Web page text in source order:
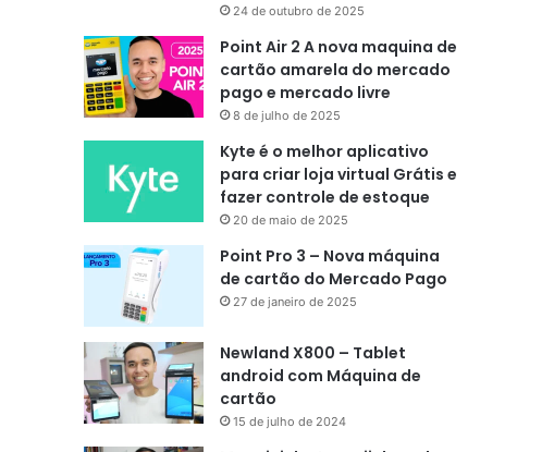
24 de outubro de 2025
Point Air 2 A nova maquina de
cartão amarela do mercado
pago e mercado livre
8 de julho de 2025
Kyte é o melhor aplicativo
para criar loja virtual Grátis e
fazer controle de estoque
20 de maio de 2025
Point Pro 3 – Nova máquina
de cartão do Mercado Pago
27 de janeiro de 2025
Newland X800 – Tablet
android com Máquina de
cartão
15 de julho de 2024